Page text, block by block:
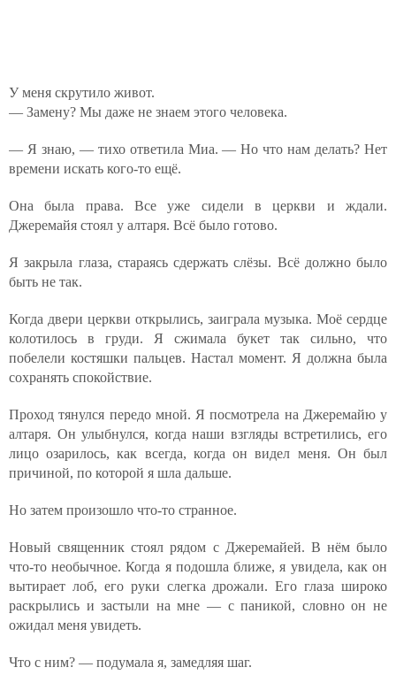
У меня скрутило живот.
— Замену? Мы даже не знаем этого человека.
— Я знаю, — тихо ответила Миа. — Но что нам делать? Нет
времени искать кого-то ещё.
Она была права. Все уже сидели в церкви и ждали.
Джеремайя стоял у алтаря. Всё было готово.
Я закрыла глаза, стараясь сдержать слёзы. Всё должно было
быть не так.
Когда двери церкви открылись, заиграла музыка. Моё сердце
колотилось в груди. Я сжимала букет так сильно, что
побелели костяшки пальцев. Настал момент. Я должна была
сохранять спокойствие.
Проход тянулся передо мной. Я посмотрела на Джеремайю у
алтаря. Он улыбнулся, когда наши взгляды встретились, его
лицо озарилось, как всегда, когда он видел меня. Он был
причиной, по которой я шла дальше.
Но затем произошло что-то странное.
Новый священник стоял рядом с Джеремайей. В нём было
что-то необычное. Когда я подошла ближе, я увидела, как он
вытирает лоб, его руки слегка дрожали. Его глаза широко
раскрылись и застыли на мне — с паникой, словно он не
ожидал меня увидеть.
Что с ним? — подумала я, замедляя шаг.